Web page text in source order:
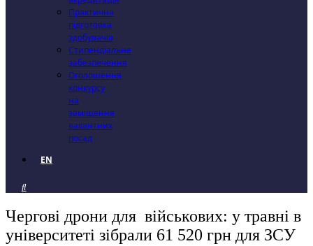
Практична
підготовка
здобувачів
Стипендіальне
забезпечення
Оголошення
конкурсу
на
заміщення
вакантних
посад
EN
Чергові дрони для військових: у травні в
університеті зібрали 61 520 грн для ЗСУ